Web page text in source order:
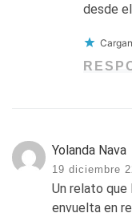
desde
Yolanda Nava
19 diciembre
Un relato
envuelta en